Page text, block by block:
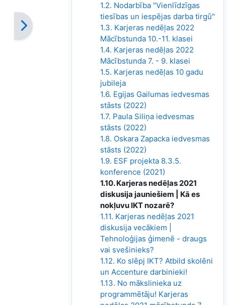
1.2. Nodarbība "Vienlīdzīgas
tiesības un iespējas darba tirgū"
1.3. Karjeras nedēļas 2022
Mācībstunda 10.-11. klasei
1.4. Karjeras nedēļas 2022
Mācībstunda 7. - 9. klasei
1.5. Karjeras nedēļas 10 gadu
jubileja
1.6. Egijas Gailumas iedvesmas
stāsts (2022)
1.7. Paula Siliņa iedvesmas
stāsts (2022)
1.8. Oskara Zapacka iedvesmas
stāsts (2022)
1.9. ESF projekta 8.3.5.
konference (2021)
1.10. Karjeras nedēļas 2021
diskusija jauniešiem | Kā es
nokļuvu IKT nozarē?
1.11. Karjeras nedēļas 2021
diskusija vecākiem |
Tehnoloģijas ģimenē - draugs
vai svešinieks?
1.12. Ko slēpj IKT? Atbild skolēni
un Accenture darbinieki!
1.13. No mākslinieka uz
programmētāju! Karjeras